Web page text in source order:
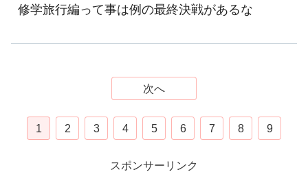
修学旅行編って事は例の最終決戦があるな
次へ
1 2 3 4 5 6 7 8 9
スポンサーリンク